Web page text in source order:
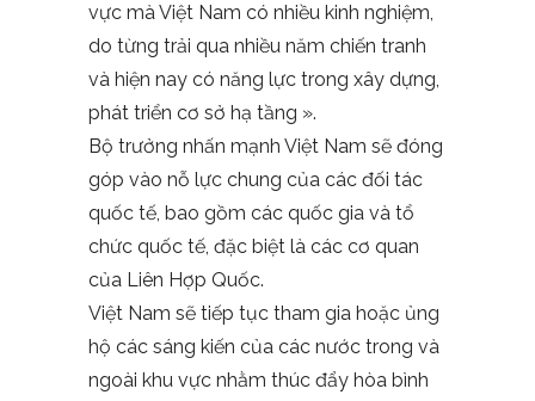
vực mà Việt Nam có nhiều kinh nghiệm,
do từng trải qua nhiều năm chiến tranh
và hiện nay có năng lực trong xây dựng,
phát triển cơ sở hạ tầng ».
Bộ trưởng nhấn mạnh Việt Nam sẽ đóng
góp vào nỗ lực chung của các đối tác
quốc tế, bao gồm các quốc gia và tổ
chức quốc tế, đặc biệt là các cơ quan
của Liên Hợp Quốc.
Việt Nam sẽ tiếp tục tham gia hoặc ủng
hộ các sáng kiến của các nước trong và
ngoài khu vực nhằm thúc đẩy hòa bình